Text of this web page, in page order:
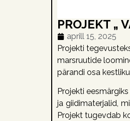
PROJEKT „
aprill 15, 2025
Projekti
marsruutide
pärandi osa
Projekti eesmärgiks
ja giidimaterjalid,
Projekt tugevdab